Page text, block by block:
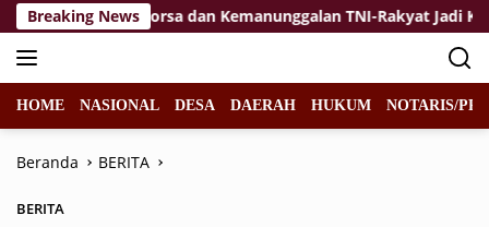
Langsung
ke
konten
Breaking News
Jiwa Korsa dan Kemanunggalan TNI-Rakyat Jadi
HOME NASIONAL DESA DAERAH HUKUM NOTARIS/
Beranda BERITA
BERITA